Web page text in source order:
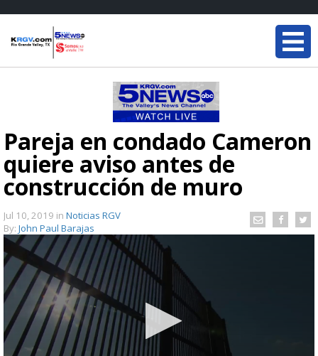
Pareja en condado Cameron
quiere aviso antes de
construcción de muro
Jul 10, 2019 in Noticias RGV
By: John Paul Barajas